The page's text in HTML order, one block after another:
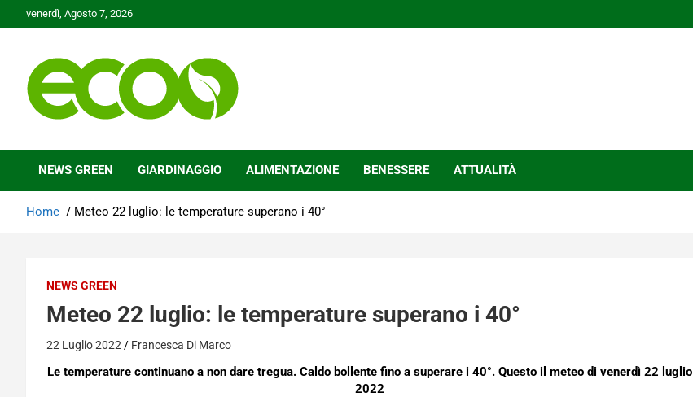
to
venerdì, Agosto 7, 2026
Ecoo.it
NEWS GREEN GIARDINAGGIO ALIMENTAZIONE BENESSERE ATTUALITÀ
Home Meteo 22 luglio: le temperature superano i 40°
NEWS GREEN
Meteo 22 luglio: le temperature superano i 40°
22 Luglio 2022 Francesca Di Marco
Le temperature continuano a non dare tregua. Caldo bollente fino a superare i 40°. Questo il meteo di venerdì 22 luglio
2022